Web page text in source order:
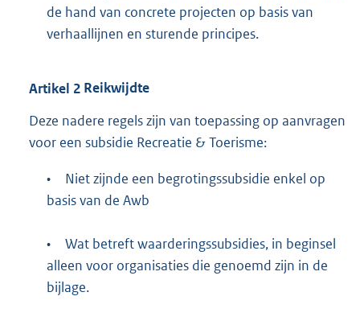
de hand van concrete projecten op basis van
verhaallijnen en sturende principes.
Artikel 2 Reikwijdte
Deze nadere regels zijn van toepassing op aanvragen
voor een subsidie Recreatie & Toerisme:
•
Niet zijnde een begrotingssubsidie enkel op
basis van de Awb
•
Wat betreft waarderingssubsidies, in beginsel
alleen voor organisaties die genoemd zijn in de
bijlage.